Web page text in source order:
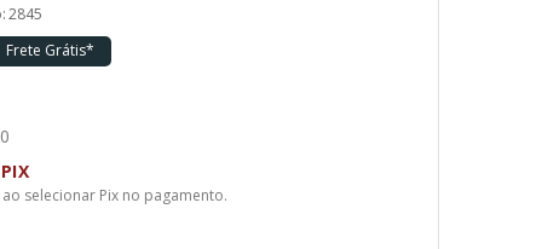
2845
Frete Grátis*
selecionar Pix no pagamento.